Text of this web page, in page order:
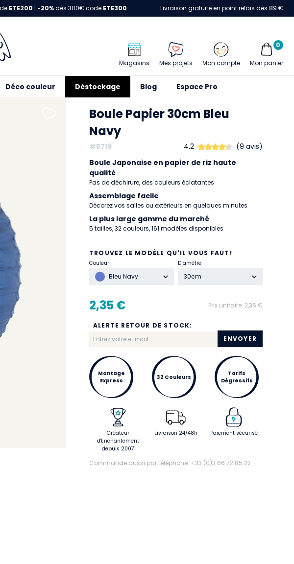
ETE200 | -20%dès 300€ code ETE300 Livraison gratuite en point relais dès 89 €
Magasins Mes projets Mon compte Mon panier
0
Déco couleur Déstockage Blog Espace Pro
Boule Papier 30cm Bleu
Navy
#5719 4.2
(9 avis)
Boule Japonaise en papier de riz haute
qualité
Pas de déchirure, des couleurs éclatantes
Assemblage facile
Décorez vos salles ou extérieurs en quelques minutes
La plus large gamme du marché
5 tailles, 32 couleurs, 161 modèles disponibles
TROUVEZ LE MODÈLE QU'IL VOUS FAUT!
Couleur
Bleu Navy
Diamètre
30cm
2,35 € Prix unitaire: 2,35 €
ALERTE RETOUR DE STOCK:
ENVOYER
Montage
Express
32 Couleurs
Tarifs
Dégressifs
Créateur
d'Enchantement
depuis 2007
Livraison 24/48h Paiement sécurisé
Commande aussi par téléphone: +33 (0)3 66 72 85 22